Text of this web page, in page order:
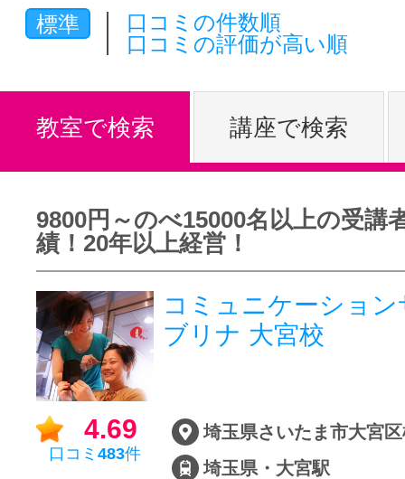
やりたいこ
特集をみる
グッドスク
掲載のお問
標準
口コミの件数順
口コミの評価が高い順
教室で検索 講座で検索
9800円～のべ15000名以上の受講
績！20年以上経営！
コミュニケーショ
ブリナ 大宮校
4.69
口コミ 483件
埼玉県さいたま市大宮
埼玉県・大宮駅